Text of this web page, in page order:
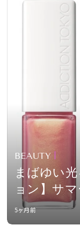
BEAUTY
まばゆい
ョン】サ
夏の温度
5ヶ月前